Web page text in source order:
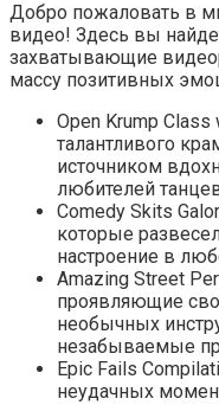
Добро пожаловать в
видео! Здесь вы
захватывающие
массу позитивных
Open Krump
талантливого
источником
любителей
Comedy Skits
которые
настроение в
Amazing Street
проявляющие
необычных
незабываемые
Epic Fails
неудачных